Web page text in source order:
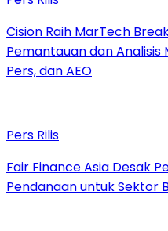
Cision Raih MarTech
Pemantauan dan Analisis
Pers, dan AEO
Pers Rilis
Fair Finance Asia Desak
Pendanaan untuk Sektor